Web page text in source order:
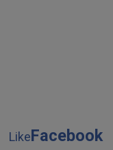
LikeFacebook